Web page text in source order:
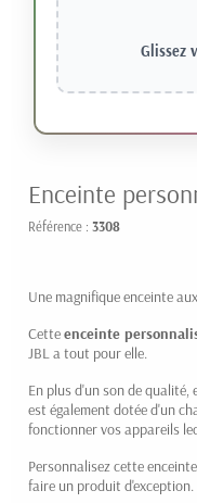
Glissez
Enceinte
Référence : 3308
Une magnifique enceinte
Cetteenceinte
JBL a tout pour elle.
En plus d'un son de qualité,
est également dotée d'un
fonctionner vos appareils
Personnalisez cette
faire un produit d'exception.